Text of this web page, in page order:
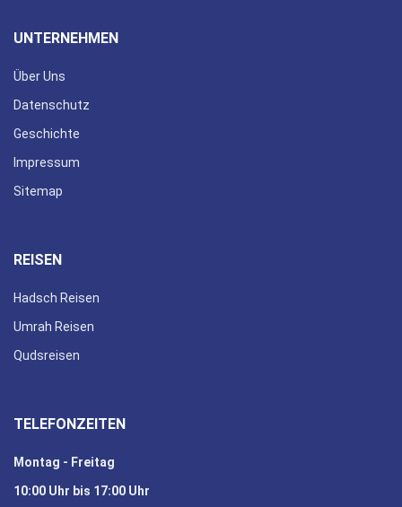
UNTERNEHMEN
Über Uns
Datenschutz
Geschichte
Impressum
Sitemap
REISEN
Hadsch Reisen
Umrah Reisen
Qudsreisen
TELEFONZEITEN
Montag - Freitag
10:00 Uhr bis 17:00 Uhr